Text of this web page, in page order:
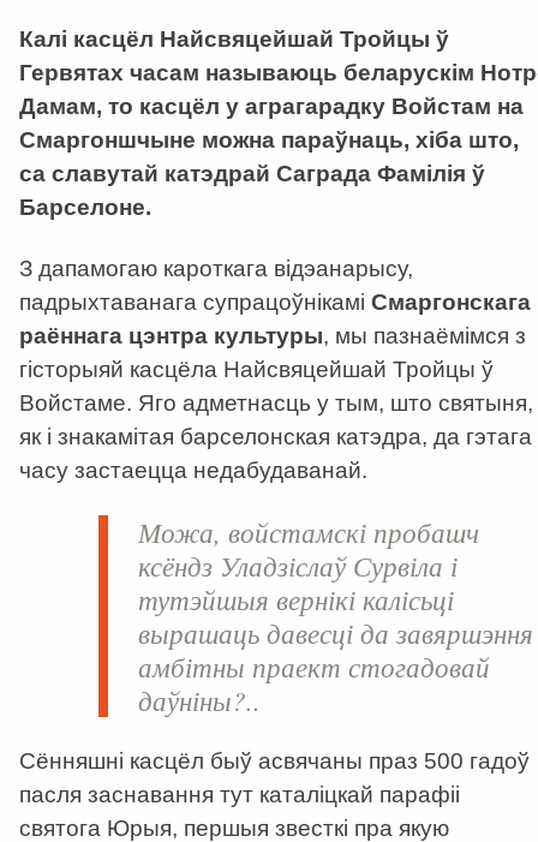
Калі касцёл Найсвяцейшай Тройцы ў
Гервятах часам называюць беларускім
Дамам, то касцёл у аграгарадку Войстам на
Смаргоншчыне можна параўнаць, хіба што,
са славутай катэдрай Саграда Фамілія ў
Барселоне.
З дапамогаю кароткага відэанарысу,
падрыхтаванага супрацоўнікамі Смаргонскага
раённага цэнтра культуры, мы пазнаёмімся з
гісторыяй касцёла Найсвяцейшай Тройцы ў
Войстаме. Яго адметнасць у тым, што святыня,
як і знакамітая барселонская катэдра, да гэтага
часу застаецца недабудаванай.
Можа, войстамскі пробашч
ксёндз Уладзіслаў Сурвіла і
тутэйшыя вернікі калісьці
вырашаць давесці да завяршэння
амбітны праект стогадовай
даўніны?..
Сённяшні касцёл быў асвячаны праз 500 гадоў
пасля заснавання тут каталіцкай парафіі
святога Юрыя, першыя звесткі пра якую